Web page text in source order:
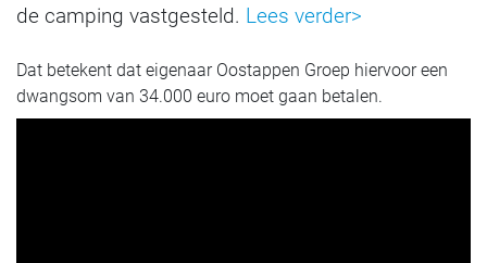
de camping vastgesteld. Lees verder>
Dat betekent dat eigenaar Oostappen Groep hiervoor een
dwangsom van 34.000 euro moet gaan betalen.